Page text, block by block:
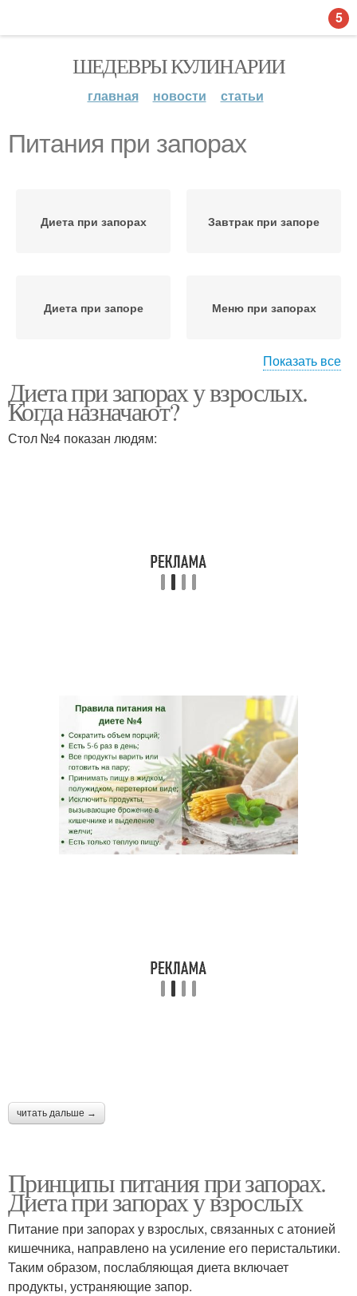
ШЕДЕВРЫ КУЛИНАРИИ
главная новости статьи
Питания при запорах
Диета при запорах Завтрак при запоре
Диета при запоре Меню при запорах
Диеты при запорах Питание при запорах
Показать все
Диета при запорах у взрослых.
Когда назначают?
Стол №4 показан людям:
читать дальше →
Принципы питания при запорах.
Диета при запорах у взрослых
Питание при запорах у взрослых, связанных с атонией
кишечника, направлено на усиление его перистальтики.
Таким образом, послабляющая диета включает
продукты, устраняющие запор.
5